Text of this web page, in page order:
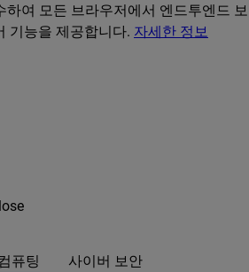
하여 모든 브라우저에서 엔드투엔드 보
기능을 제공합니다. 자세한 정보
퓨팅
사이버 보안